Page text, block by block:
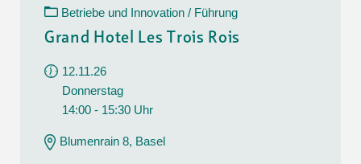
Betriebe und Innovation / Führung
Grand Hotel Les Trois Rois
12.11.26
Donnerstag
14:00 - 15:30 Uhr
Blumenrain 8, Basel